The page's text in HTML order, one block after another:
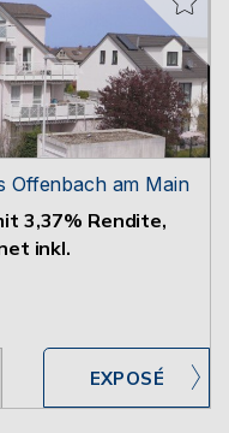
Offenbach am Main
3,37% Rendite,
inkl.